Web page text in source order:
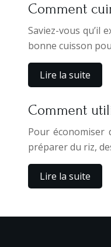
Comment
Saviez-vous qu’il
bonne cuisson
Lire la suite
Comment
Pour économiser
préparer du riz,
Lire la suite